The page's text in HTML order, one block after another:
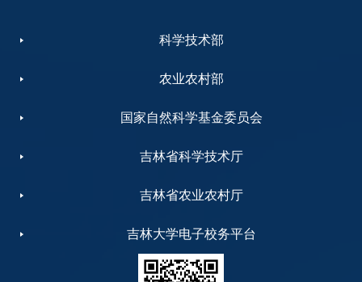
科学技术部
农业农村部
国家自然科学基金委员会
吉林省科学技术厅
吉林省农业农村厅
吉林大学电子校务平台